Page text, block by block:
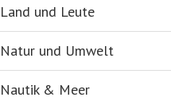
Land und Leute
Natur und Umwelt
Nautik & Meer